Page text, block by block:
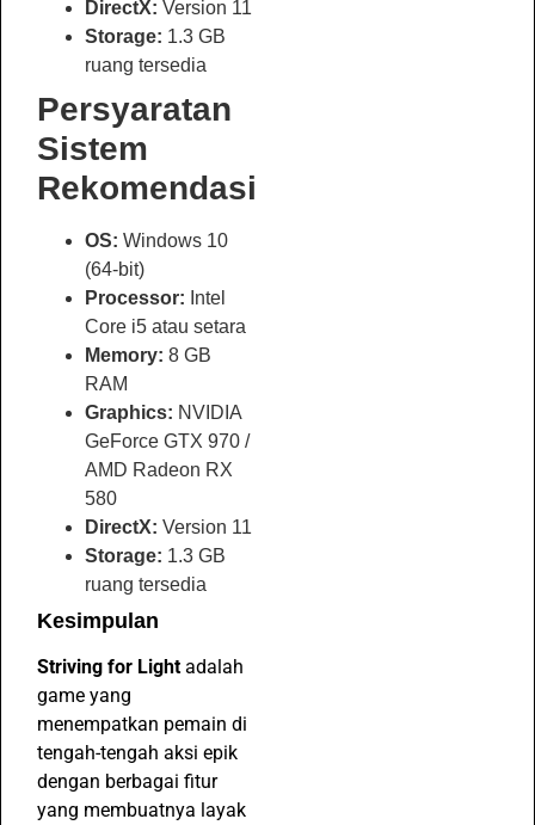
DirectX: Version 11
Storage: 1.3 GB
ruang tersedia
Persyaratan
Sistem
Rekomendasi
OS: Windows 10
(64-bit)
Processor: Intel
Core i5 atau setara
Memory: 8 GB
RAM
Graphics: NVIDIA
GeForce GTX 970 /
AMD Radeon RX
580
DirectX: Version 11
Storage: 1.3 GB
ruang tersedia
Kesimpulan
Striving for Light adalah
game yang
menempatkan pemain di
tengah-tengah aksi epik
dengan berbagai fitur
yang membuatnya layak